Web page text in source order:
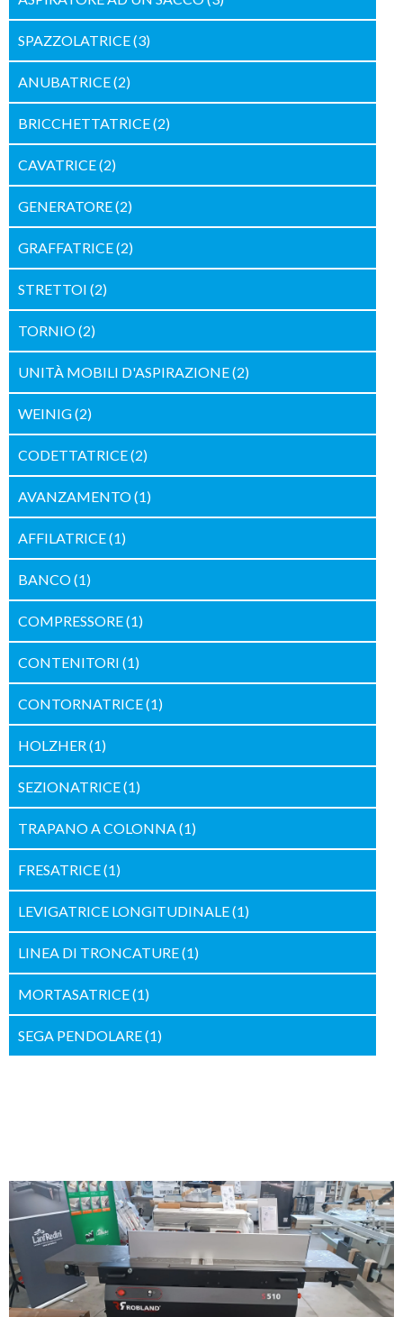
SPAZZOLATRICE(3)
ANUBATRICE(2)
BRICCHETTATRICE(2)
CAVATRICE(2)
GENERATORE(2)
GRAFFATRICE(2)
STRETTOI (2)
TORNIO(2)
UNITÀ MOBILI D'ASPIRAZIONE(2)
WEINIG(2)
CODETTATRICE(2)
AVANZAMENTO(1)
AFFILATRICE(1)
BANCO(1)
COMPRESSORE(1)
CONTENITORI (1)
CONTORNATRICE(1)
HOLZHER (1)
SEZIONATRICE(1)
TRAPANO A COLONNA (1)
FRESATRICE(1)
LEVIGATRICE LONGITUDINALE(1)
LINEA DI TRONCATURE(1)
MORTASATRICE(1)
SEGA PENDOLARE(1)